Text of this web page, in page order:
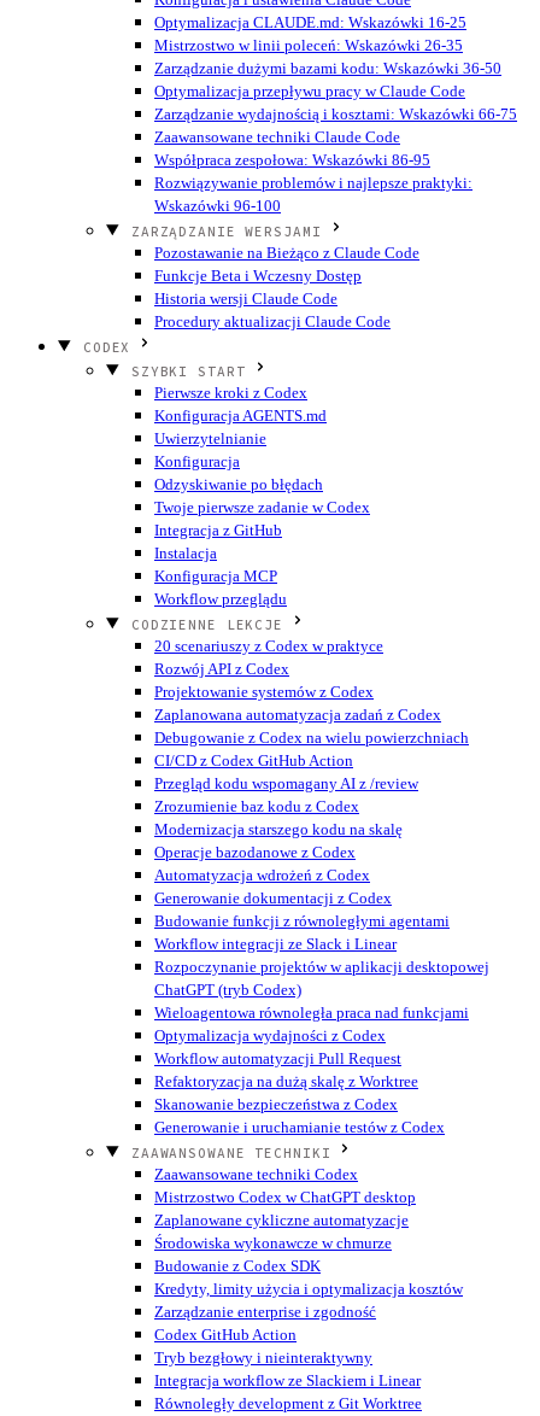
Optymalizacja CLAUDE.md: Wskazówki 16-25
Mistrzostwo w linii poleceń: Wskazówki 26-35
Zarządzanie dużymi bazami kodu: Wskazówki 36-50
Optymalizacja przepływu pracy w Claude Code
Zarządzanie wydajnością i kosztami: Wskazówki 66-75
Zaawansowane techniki Claude Code
Współpraca zespołowa: Wskazówki 86-95
Rozwiązywanie problemów i najlepsze praktyki:
Wskazówki 96-100
ZARZĄDZANIE WERSJAMI
Pozostawanie na Bieżąco z Claude Code
Funkcje Beta i Wczesny Dostęp
Historia wersji Claude Code
Procedury aktualizacji Claude Code
CODEX
SZYBKI START
Pierwsze kroki z Codex
Konfiguracja AGENTS.md
Uwierzytelnianie
Konfiguracja
Odzyskiwanie po błędach
Twoje pierwsze zadanie w Codex
Integracja z GitHub
Instalacja
Konfiguracja MCP
Workflow przeglądu
CODZIENNE LEKCJE
20 scenariuszy z Codex w praktyce
Rozwój API z Codex
Projektowanie systemów z Codex
Zaplanowana automatyzacja zadań z Codex
Debugowanie z Codex na wielu powierzchniach
CI/CD z Codex GitHub Action
Przegląd kodu wspomagany AI z /review
Zrozumienie baz kodu z Codex
Modernizacja starszego kodu na skalę
Operacje bazodanowe z Codex
Automatyzacja wdrożeń z Codex
Generowanie dokumentacji z Codex
Budowanie funkcji z równoległymi agentami
Workflow integracji ze Slack i Linear
Rozpoczynanie projektów w aplikacji desktopowej
ChatGPT (tryb Codex)
Wieloagentowa równoległa praca nad funkcjami
Optymalizacja wydajności z Codex
Workflow automatyzacji Pull Request
Refaktoryzacja na dużą skalę z Worktree
Skanowanie bezpieczeństwa z Codex
Generowanie i uruchamianie testów z Codex
ZAAWANSOWANE TECHNIKI
Zaawansowane techniki Codex
Mistrzostwo Codex w ChatGPT desktop
Zaplanowane cykliczne automatyzacje
Środowiska wykonawcze w chmurze
Budowanie z Codex SDK
Kredyty, limity użycia i optymalizacja kosztów
Zarządzanie enterprise i zgodność
Codex GitHub Action
Tryb bezgłowy i nieinteraktywny
Integracja workflow ze Slackiem i Linear
Równoległy development z Git Worktree